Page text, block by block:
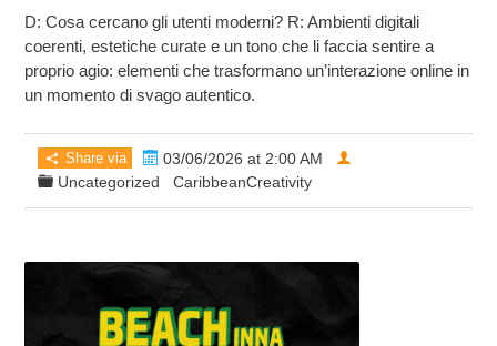
D: Cosa cercano gli utenti moderni? R: Ambienti digitali
coerenti, estetiche curate e un tono che li faccia sentire a
proprio agio: elementi che trasformano un’interazione online in
un momento di svago autentico.
Share via
03/06/2026 at 2:00 AM
Uncategorized
CaribbeanCreativity